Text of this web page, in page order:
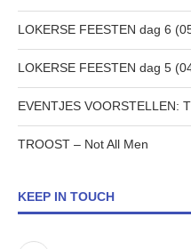
LOKERSE FEESTEN dag 6
LOKERSE FEESTEN dag 5
EVENTJES VOORSTELLEN:
TROOST – Not All Men
KEEP IN TOUCH